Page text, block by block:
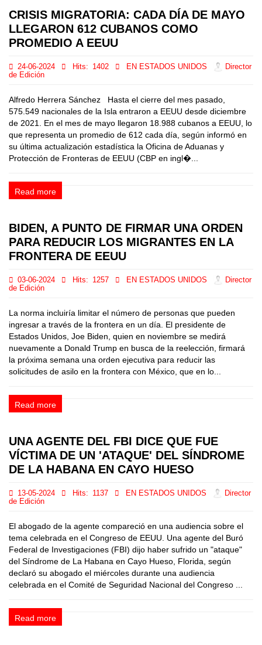
CRISIS MIGRATORIA: CADA DÍA DE MAYO
LLEGARON 612 CUBANOS COMO
PROMEDIO A EEUU
24-06-2024 Hits: 1402 EN ESTADOS UNIDOS
Director
de Edición
Alfredo Herrera Sánchez Hasta el cierre del mes pasado,
575.549 nacionales de la Isla entraron a EEUU desde diciembre
de 2021. En el mes de mayo llegaron 18.988 cubanos a EEUU, lo
que representa un promedio de 612 cada día, según informó en
su última actualización estadística la Oficina de Aduanas y
Protección de Fronteras de EEUU (CBP en ingl�...
Read more
BIDEN, A PUNTO DE FIRMAR UNA ORDEN
PARA REDUCIR LOS MIGRANTES EN LA
FRONTERA DE EEUU
03-06-2024 Hits: 1257 EN ESTADOS UNIDOS
Director
de Edición
La norma incluiría limitar el número de personas que pueden
ingresar a través de la frontera en un día. El presidente de
Estados Unidos, Joe Biden, quien en noviembre se medirá
nuevamente a Donald Trump en busca de la reelección, firmará
la próxima semana una orden ejecutiva para reducir las
solicitudes de asilo en la frontera con México, que en lo...
Read more
UNA AGENTE DEL FBI DICE QUE FUE
VÍCTIMA DE UN 'ATAQUE' DEL SÍNDROME
DE LA HABANA EN CAYO HUESO
13-05-2024 Hits: 1137 EN ESTADOS UNIDOS
Director
de Edición
El abogado de la agente compareció en una audiencia sobre el
tema celebrada en el Congreso de EEUU. Una agente del Buró
Federal de Investigaciones (FBI) dijo haber sufrido un "ataque"
del Síndrome de La Habana en Cayo Hueso, Florida, según
declaró su abogado el miércoles durante una audiencia
celebrada en el Comité de Seguridad Nacional del Congreso ...
Read more